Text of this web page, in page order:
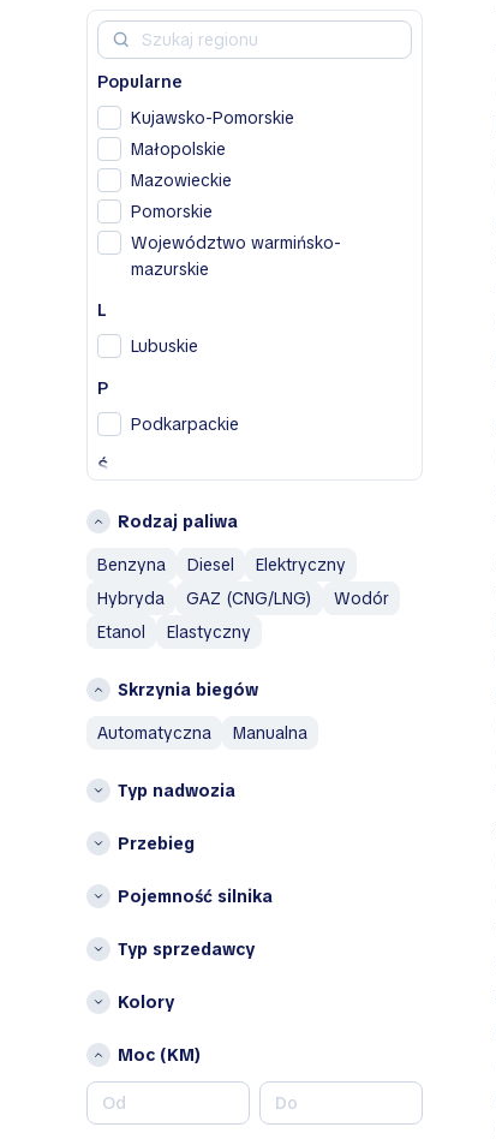
Dodge
DS
Fiat
H
Honda
Hyundai
Isuzu
Jaguar
L
M
Maserati
Mercedes-Benz
N
Omoda
Opel
Peugeot
Porsche
R
RAM
Popularne
Kujawsko-Pomorskie
Małopolskie
Mazowieckie
Pomorskie
Województwo warmińsko-
mazurskie
L
Lubuskie
P
Podkarpackie
Ś
Świętokrzyskie
W
Wielkopolskie
Województwo dolnośląskie
Województwo lubelskie
województwo
Inne
Opolskie
Rodzaj paliwa
Benzyna
Diesel
Elektryczny
Hybryda
GAZ (CNG/LNG)
Wodór
Etanol
Elastyczny
Skrzynia biegów
automatyczna
manualna
Typ nadwozia
Przebieg
Pojemność silnika
Typ sprzedawcy
Kolory
Moc (KM)